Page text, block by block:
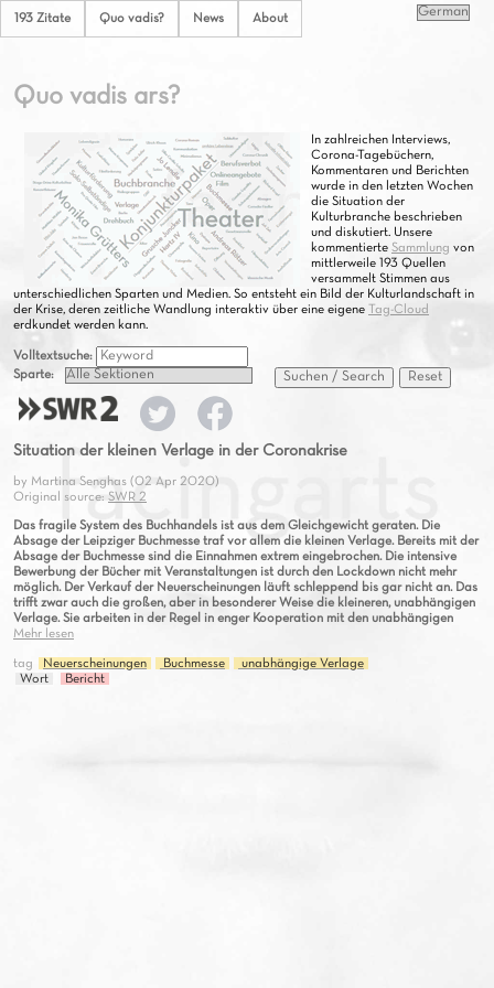
193 Zitate Quo vadis? News About
Quo vadis ars?
In zahlreichen Interviews,
Corona-Tagebüchern,
Kommentaren und Berichten
wurde in den letzten Wochen
die Situation der
Kulturbranche beschrieben
und diskutiert. Unsere
kommentierte Sammlung von
mittlerweile 193 Quellen
versammelt Stimmen aus
unterschiedlichen Sparten und Medien. So entsteht ein Bild der Kulturlandschaft in
der Krise, deren zeitliche Wandlung interaktiv über eine eigene Tag-Cloud
erdkundet werden kann.
Volltextsuche:
Sparte:
Suchen / Search Reset
Situation der kleinen Verlage in der Coronakrise
by Martina Senghas (02 Apr 2020)
Original source: SWR 2
Das fragile System des Buchhandels ist aus dem Gleichgewicht geraten. Die
Absage der Leipziger Buchmesse traf vor allem die kleinen Verlage. Bereits mit der
Absage der Buchmesse sind die Einnahmen extrem eingebrochen. Die intensive
Bewerbung der Bücher mit Veranstaltungen ist durch den Lockdown nicht mehr
möglich. Der Verkauf der Neuerscheinungen läuft schleppend bis gar nicht an. Das
trifft zwar auch die großen, aber in besonderer Weise die kleineren, unabhängigen
Verlage. Sie arbeiten in der Regel in enger Kooperation mit den unabhängigen
Mehr lesen
tag Neuerscheinungen Buchmesse
unabhängige Verlage
Wort
Bericht